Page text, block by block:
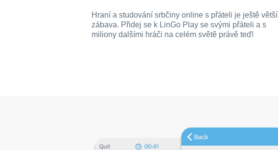
Hraní a studování srbčiny online s přáteli je ještě větší
zábava. Přidej se k LinGo Play se svými přáteli a s
miliony dalšími hráči na celém světě právě teď!